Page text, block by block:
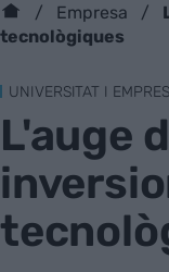
Empresa
tecnològiques
UNIVERSITAT I
L'auge